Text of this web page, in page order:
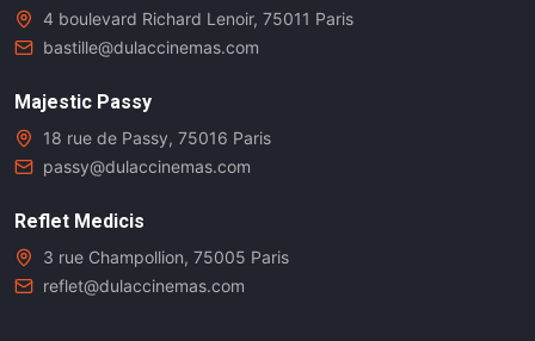
4 boulevard Richard Lenoir, 75011 Paris
bastille@dulaccinemas.com
Majestic Passy
18 rue de Passy, 75016 Paris
passy@dulaccinemas.com
Reflet Medicis
3 rue Champollion, 75005 Paris
reflet@dulaccinemas.com